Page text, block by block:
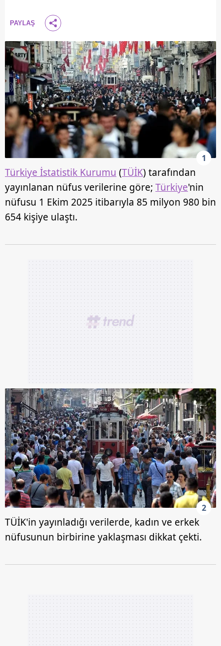
PAYLAŞ
1
Türkiye İstatistik Kurumu (TÜİK) tarafından
yayınlanan nüfus verilerine göre; Türkiye'nin
nüfusu 1 Ekim 2025 itibarıyla 85 milyon 980 bin
654 kişiye ulaştı.
2
TÜİK'in yayınladığı verilerde, kadın ve erkek
nüfusunun birbirine yaklaşması dikkat çekti.